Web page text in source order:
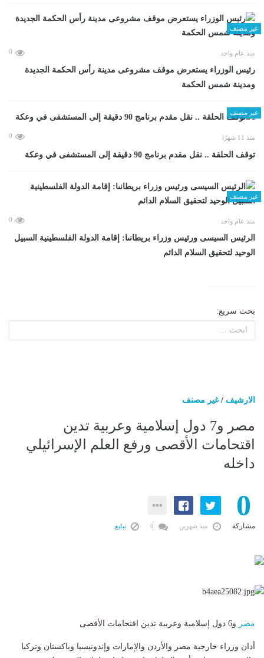
غير مصنف
منذ عام واحد 0
رئيس الوزراء يستعرض موقف مشروعى مدينة رأس الحكمة الجديدة
ومدينة شمس الحكمة
غير مصنف
منذ 11 شهرًا 0
توقف الحلقة .. نقل مقدم برنامج 90 دقيقة إلى المستشفى في وعكة
غير مصنف
منذ عام واحد 0
الرئيس السيسى ورئيس وزراء بريطانىا: إقامة الدولة الفلسطينية السبيل
الوحيد لتحقيق السلام الدائم
بحث سريع:
الارشيف /غير مصنف
مصر و7 دول إسلامية وعربية تدين
اقتحامات الأقصى ورفع العلم الإسرائيلي
داخله
0
مشاركة منذ شهرين تبليغ
مصر و6 دول إسلامية وعربية تدين اقتحامات الأقصى
أدان وزراء خارجية مصر والأردن والإمارات وإندونيسيا وباكستان وتركيا